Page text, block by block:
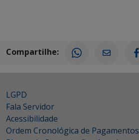
Compartilhe:
LGPD
Fala Servidor
Acessibilidade
Ordem Cronológica de Pagamentos